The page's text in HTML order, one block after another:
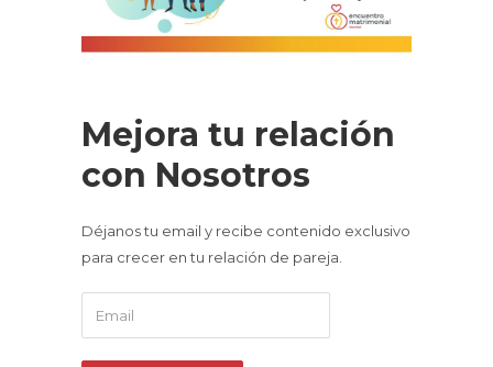
Mejora tu relación
con Nosotros
Déjanos tu email y recibe contenido exclusivo
para crecer en tu relación de pareja.